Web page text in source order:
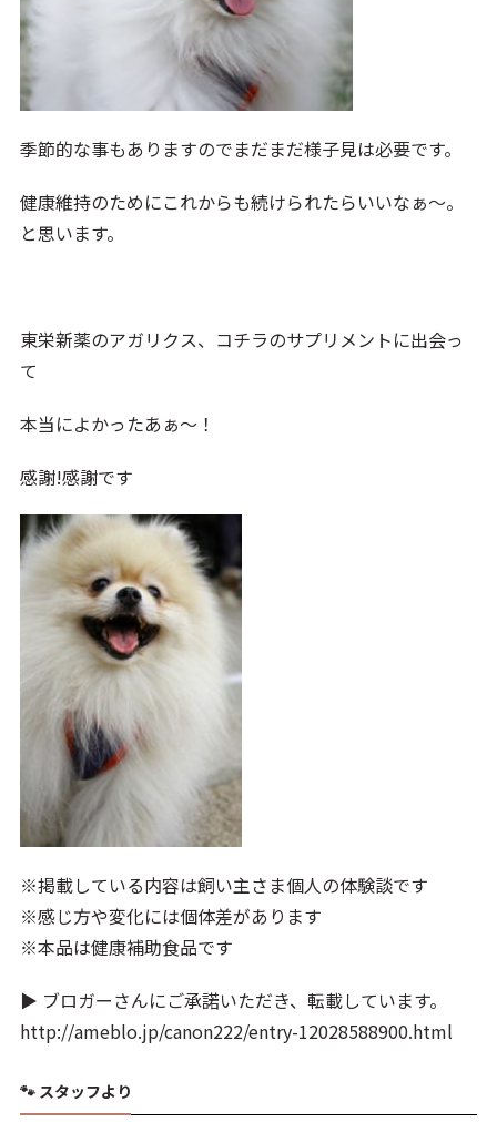
季節的な事もありますのでまだまだ様子見は必要です。
健康維持のためにこれからも続けられたらいいなぁ～。
と思います。
東栄新薬のアガリクス、コチラのサプリメントに出会っ
て
本当によかったあぁ～！
感謝!感謝です
※掲載している内容は飼い主さま個人の体験談です
※感じ方や変化には個体差があります
※本品は健康補助食品です
▶ ブロガーさんにご承諾いただき、転載しています。
http://ameblo.jp/canon222/entry-12028588900.html
🐾 スタッフより